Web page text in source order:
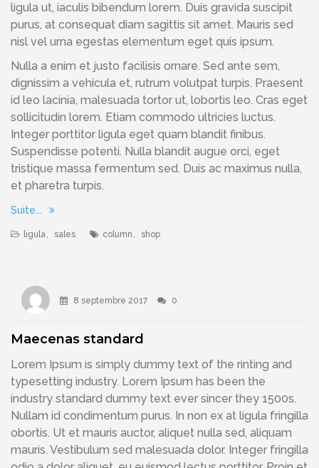
ligula ut, iaculis bibendum lorem. Duis gravida suscipit
purus, at consequat diam sagittis sit amet. Mauris sed
nisl vel urna egestas elementum eget quis ipsum.
Nulla a enim et justo facilisis ornare. Sed ante sem,
dignissim a vehicula et, rutrum volutpat turpis. Praesent
id leo lacinia, malesuada tortor ut, lobortis leo. Cras eget
sollicitudin lorem. Etiam commodo ultricies luctus.
Integer porttitor ligula eget quam blandit finibus.
Suspendisse potenti. Nulla blandit augue orci, eget
tristique massa fermentum sed. Duis ac maximus nulla,
et pharetra turpis.
Suite...
ligula, sales column , shop
8 septembre 2017 0
Maecenas standard
Lorem Ipsum is simply dummy text of the rinting and
typesetting industry. Lorem Ipsum has been the
industry standard dummy text ever sincer they 1500s.
Nullam id condimentum purus. In non ex at ligula fringilla
obortis. Ut et mauris auctor, aliquet nulla sed, aliquam
mauris. Vestibulum sed malesuada dolor. Integer fringilla